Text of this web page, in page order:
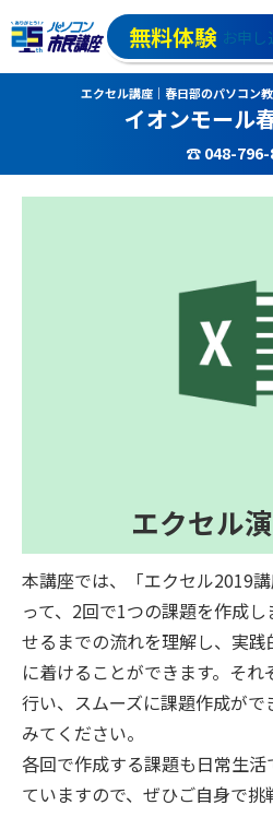
無料体験 お申し
エクセル講座｜春日部のパソコン
イオンモール
☎ 048-796-
エクセル
本講座では、「エクセル2019
って、2回で1つの課題を作成
せるまでの流れを理解し、実
に着けることができます。そ
行い、スムーズに課題作成が
みてください。
各回で作成する課題も日常生
ていますので、ぜひご自身で挑